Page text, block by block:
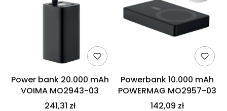
Power bank 20.000 mAh
VOIMA MO2943-03
241,31 zł
Powerbank 10.000 mAh
POWERMAG MO2957-03
142,09 zł